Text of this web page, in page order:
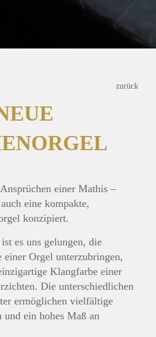
zurück
einer Mathis –
eine kompakte,
konzipiert.
es uns gelungen, die
einer Orgel unterzubringen,
Klangfarbe einer
Die unterschiedlichen
ermöglichen vielfältige
ein hohes Maß an